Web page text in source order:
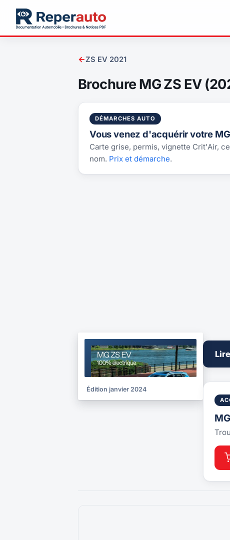
←ZS EV 2021
Brochure MG ZS EV
DÉMARCHES AUTO
Vous venez d'acquérir votre MG
Carte grise, permis, vignette Crit'Air,
nom. Prix et démarche.
BROCHURE
2024
Édition janvier 2024